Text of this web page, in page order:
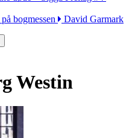
bogmessen
David Garmark
Westin